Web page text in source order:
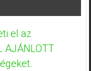
el az
AJÁNLOTT